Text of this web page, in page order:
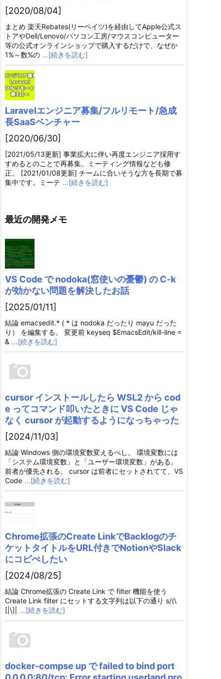
[2020/08/04]
まとめ 楽天Rebates(リーベイツ)を経由してApple公式ス
トアやDell/Lenovo/パソコン工房/マウスコンピューター
等の公式オンラインショップで購入するだけで、なぜか
1%～数%の …[続きを読む]
Laravelエンジニア募集/フルリモート/急成
長SaaSベンチャー
[2020/06/30]
[2021/05/13更新] 事業拡大に伴い再度エンジニア採用す
すめるとのことで再募集。ミーティング情報なども修
正。 [2021/01/08更新] チームに合いそうな方を長期で募
集中です。ミーテ …[続きを読む]
最近の開発メモ
VS Code で nodoka(窓使いの憂鬱) の C-k
が効かない問題を解決したお話
[2025/01/11]
結論 emacsedit.* ( * は nodoka だったり mayu だった
り） を編集する。 変更前 keyseq $EmacsEdit/kill-line =
& …[続きを読む]
cursor インストールしたら WSL2 から cod
e ってコマンド叩いたときに VS Code じゃ
なく cursor が起動するようになっちゃった
[2024/11/03]
結論 Windows 側の環境変数変えるべし。 環境変数には
「システム環境変数」と「ユーザー環境変数」がある。
前者が優先される。 cursor は前者にセットされてて、VS
Code …[続きを読む]
Chrome拡張のCreate LinkでBacklogのチ
ケットタイトルをURL付きでNotionやSlack
にコピぺしたい
[2024/08/25]
結論 Chrome拡張の Create Link で filter 機能を使う
Create Link filter にセットする文字列は以下の通り s/(\
[|\]|
…[続きを読む]
docker-compse up で failed to bind port